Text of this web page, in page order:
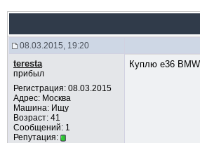
08.03.2015, 19:20
teresta
прибыл
Регистрация: 08.03.2015
Адрес: Москва
Машина: Ищу
Возраст: 41
Сообщений: 1
Репутация:
Куплю е36